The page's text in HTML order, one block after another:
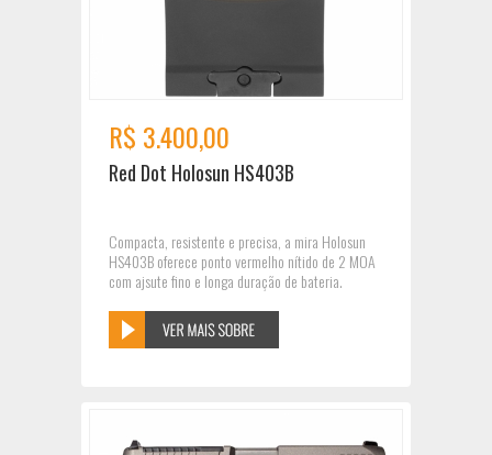
R$ 3.400,00
Red Dot Holosun HS403B
Compacta, resistente e precisa, a mira Holosun
HS403B oferece ponto vermelho nítido de 2 MOA
com ajsute fino e longa duração de bateria.